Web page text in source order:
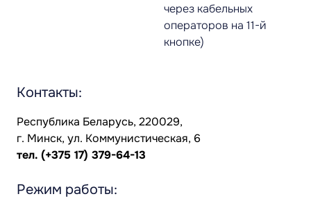
через кабельных
операторов на 11-й
кнопке)
Контакты:
Республика Беларусь, 220029,
г. Минск, ул. Коммунистическая, 6
тел. (+375 17) 379-64-13
Режим работы: